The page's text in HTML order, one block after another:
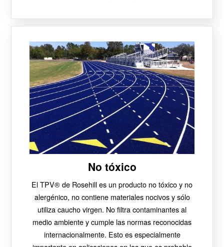
No tóxico
El TPV® de Rosehill es un producto no tóxico y no
alergénico, no contiene materiales nocivos y sólo
utiliza caucho virgen. No filtra contaminantes al
medio ambiente y cumple las normas reconocidas
internacionalmente. Esto es especialmente